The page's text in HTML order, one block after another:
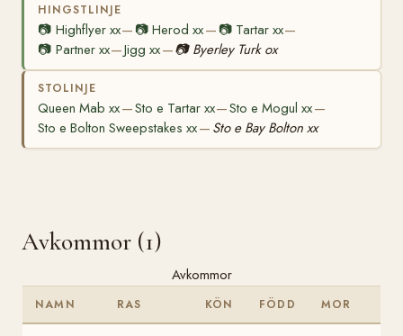
HINGSTLINJE
📷 Highflyer xx— 📷Herod xx— 📷 Tartar xx—
📷 Partner xx—Jigg xx—📷 Byerley Turk ox
STOLINJE
Queen Mab xx—Sto e Tartar xx—Sto e Mogul xx—
Sto e Bolton Sweepstakes xx— Sto e Bay Bolton xx
Avkommor (1)
Avkommor
NAMN RAS KÖN FÖDD MOR